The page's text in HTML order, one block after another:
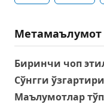
Метамаълумот
Биринчи чоп
Сўнгги
Маълумотлар